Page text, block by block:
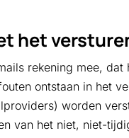
het
rekening mee,
ontstaan in het
worden
van het niet, niet-